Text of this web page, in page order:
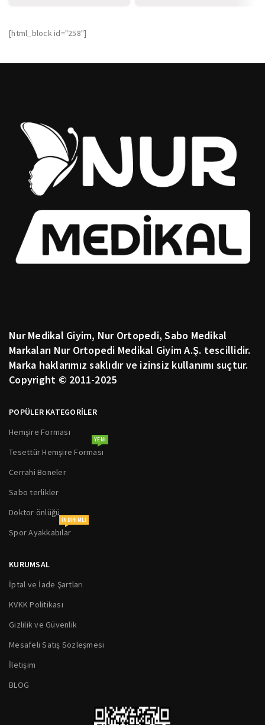
[html_block id="258"]
Nur Medikal Giyim, Nur Ortopedi, Sabo Medikal
Markaları Nur Ortopedi Medikal Giyim A.Ş. tescillidir.
Marka haklarımız saklıdır ve izinsiz kullanımı suçtur.
Copyright © 2011-2025
POPÜLER KATEGORİLER
Hemşire Forması
Tesettür Hemşire Forması
YENI
Cerrahi Boneler
Sabo terlikler
Doktor önlüğü
Spor Ayakkabılar
INDIRIMLI
KURUMSAL
İptal ve İade Şartları
KVKK Politikası
Gizlilik ve Güvenlik
Mesafeli Satış Sözleşmesi
İletişim
BLOG